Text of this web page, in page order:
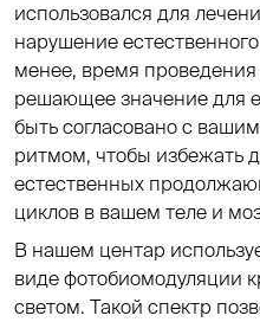
использовался для
нарушение
менее, время
решающее значение для
быть согласовано с
ритмом, чтобы избежать
естественных
циклов в вашем теле и
В нашем центар
виде фотобиомодуляции
светом. Такой спектр